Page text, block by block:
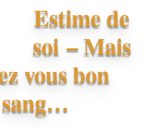
Estime de
soi – Mais
vous bon
sang…